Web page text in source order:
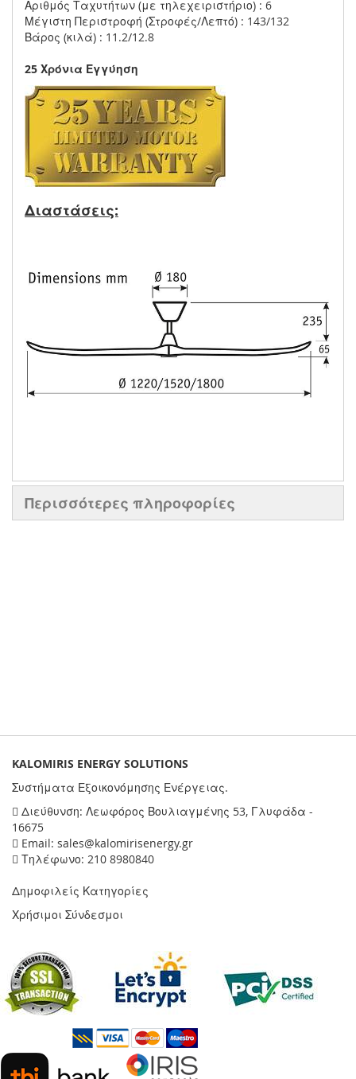
Αριθμός Ταχυτήτων (με τηλεχειριστήριο) : 6
Μέγιστη Περιστροφή (Στροφές/Λεπτό) : 143/132
Βάρος (κιλά) : 11.2/12.8
25 Χρόνια Εγγύηση
Διαστάσεις:
Περισσότερες πληροφορίες
KALOMIRIS ENERGY SOLUTIONS
Συστήματα Εξοικονόμησης Ενέργειας.
Διεύθυνση: Λεωφόρος Βουλιαγμένης 53, Γλυφάδα -
16675
Email: sales@kalomirisenergy.gr
Τηλέφωνο: 210 8980840
Δημοφιλείς Κατηγορίες
Χρήσιμοι Σύνδεσμοι